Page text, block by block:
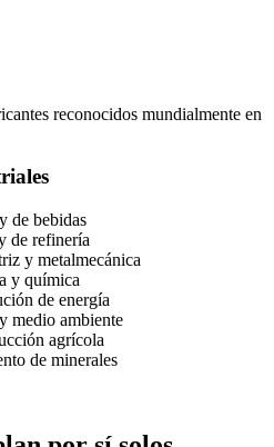
reconocidos mundialmente en
de bebidas
de refinería
y metalmecánica
y química
de energía
medio ambiente
agrícola
de minerales